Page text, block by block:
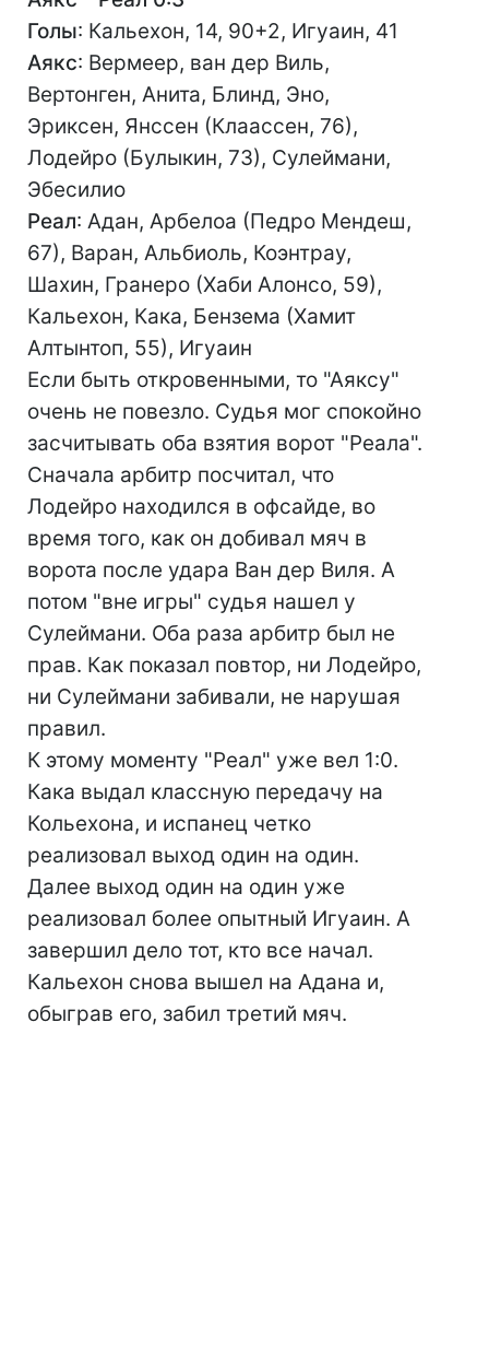
Голы: Кальехон, 14, 90+2, Игуаин, 41
Аякс: Вермеер, ван дер Виль,
Вертонген, Анита, Блинд, Эно,
Эриксен, Янссен (Клаассен, 76),
Лодейро (Булыкин, 73), Сулеймани,
Эбесилио
Реал: Адан, Арбелоа (Педро Мендеш,
67), Варан, Альбиоль, Коэнтрау,
Шахин, Гранеро (Хаби Алонсо, 59),
Кальехон, Кака, Бензема (Хамит
Алтынтоп, 55), Игуаин
Если быть откровенными, то "Аяксу"
очень не повезло. Судья мог спокойно
засчитывать оба взятия ворот "Реала".
Сначала арбитр посчитал, что
Лодейро находился в офсайде, во
время того, как он добивал мяч в
ворота после удара Ван дер Виля. А
потом "вне игры" судья нашел у
Сулеймани. Оба раза арбитр был не
прав. Как показал повтор, ни Лодейро,
ни Сулеймани забивали, не нарушая
правил.
К этому моменту "Реал" уже вел 1:0.
Кака выдал классную передачу на
Кольехона, и испанец четко
реализовал выход один на один.
Далее выход один на один уже
реализовал более опытный Игуаин. А
завершил дело тот, кто все начал.
Кальехон снова вышел на Адана и,
обыграв его, забил третий мяч.